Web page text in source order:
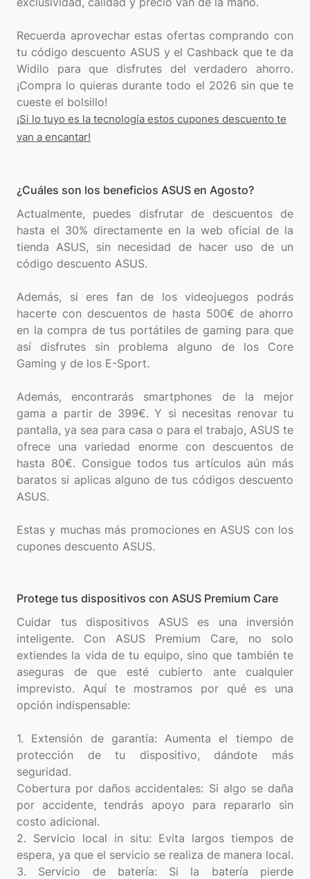
Recuerda aprovechar estas ofertas comprando con
tu código descuento ASUS y el Cashback que te da
Widilo para que disfrutes del verdadero ahorro.
¡Compra lo quieras durante todo el 2026 sin que te
¡Si lo tuyo es la tecnología estos cupones descuento te
van a encantar!
¿Cuáles son los beneficios ASUS en Agosto?
Actualmente, puedes disfrutar de descuentos de
hasta el 30% directamente en la web oficial de la
tienda ASUS, sin necesidad de hacer uso de un
código descuento ASUS.
Además, si eres fan de los videojuegos podrás
hacerte con descuentos de hasta 500€ de ahorro
en la compra de tus portátiles de gaming para que
así disfrutes sin problema alguno de los Core
Gaming y de los E-Sport.
Además, encontrarás smartphones de la mejor
gama a partir de 399€. Y si necesitas renovar tu
pantalla, ya sea para casa o para el trabajo, ASUS te
ofrece una variedad enorme con descuentos de
hasta 80€. Consigue todos tus artículos aún más
baratos si aplicas alguno de tus códigos descuento
ASUS.
Estas y muchas más promociones en ASUS con los
Protege tus dispositivos con ASUS Premium Care
Cuidar tus dispositivos ASUS es una inversión
inteligente. Con ASUS Premium Care, no solo
extiendes la vida de tu equipo, sino que también te
aseguras de que esté cubierto ante cualquier
imprevisto. Aquí te mostramos por qué es una
opción indispensable:
1. Extensión de garantía: Aumenta el tiempo de
protección de tu dispositivo, dándote más
seguridad.
Cobertura por daños accidentales: Si algo se daña
por accidente, tendrás apoyo para repararlo sin
costo adicional.
2. Servicio local in situ: Evita largos tiempos de
espera, ya que el servicio se realiza de manera local.
3. Servicio de batería: Si la batería pierde